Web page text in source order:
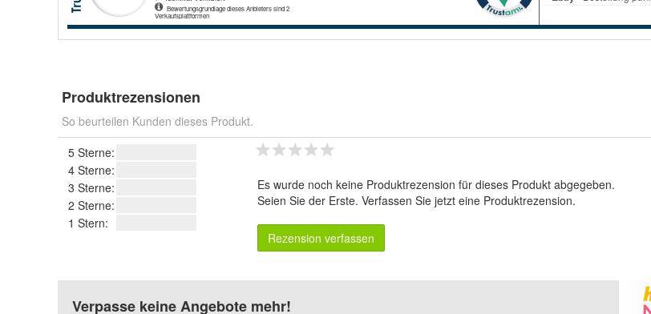
Produktrezensionen
So beurteilen Kunden dieses Produkt.
5 Sterne:
4 Sterne:
3 Sterne:
2 Sterne:
1 Stern:
Es wurde noch keine Produktrezension für dieses Produkt abgegeben.
Seien Sie der Erste. Verfassen Sie jetzt eine Produktrezension.
Rezension verfassen
Verpasse keine Angebote mehr!